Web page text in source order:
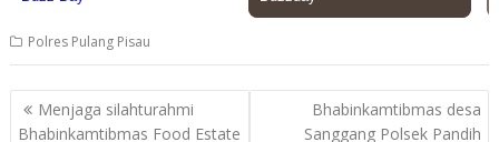
Polres Pulang Pisau
Post
navigation
Menjaga silahturahmi
Bhabinkamtibmas Food Estate
Bhabinkamtibmas desa
Sanggang Polsek Pandih